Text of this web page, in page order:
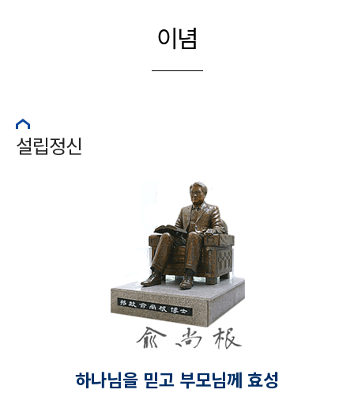
이념
설립정신
하나님을 믿고 부모님께 효성